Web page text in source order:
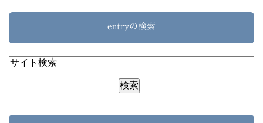
entryの検索